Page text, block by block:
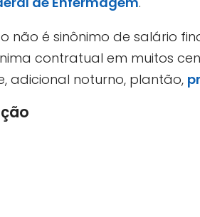
não é sinônimo de salário
contratual em muitos
adicional noturno, plantão,